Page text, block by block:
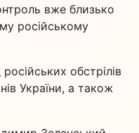
вже близько
російському
обстрілів
України, а також